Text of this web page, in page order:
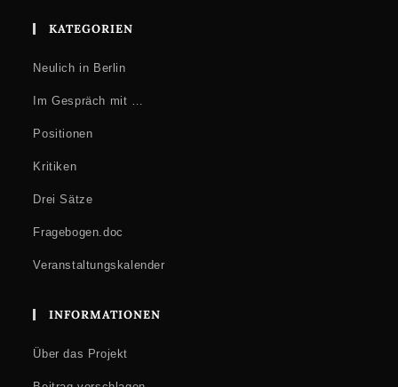
KATEGORIEN
Neulich in Berlin
Im Gespräch mit …
Positionen
Kritiken
Drei Sätze
Fragebogen.doc
Veranstaltungskalender
INFORMATIONEN
Über das Projekt